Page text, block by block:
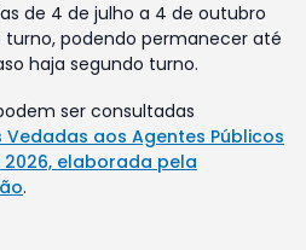
de 4 de julho a 4 de outubro
turno, podendo permanecer até
haja segundo turno.
ser consultadas
aos Agentes Públicos
2026, elaborada pela
.